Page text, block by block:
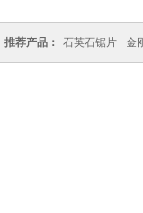
推荐产品： 石英石锯片 金